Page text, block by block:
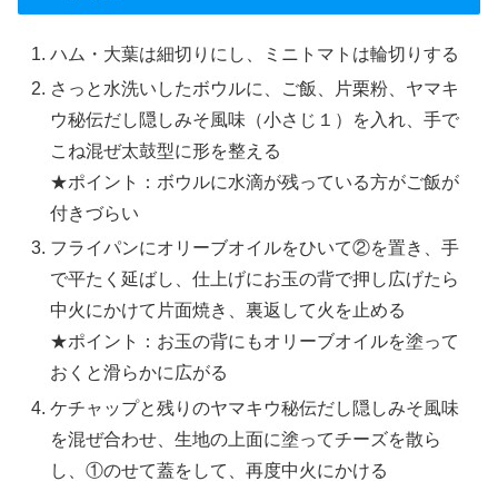
ハム・大葉は細切りにし、ミニトマトは輪切りする
さっと水洗いしたボウルに、ご飯、片栗粉、ヤマキ
ウ秘伝だし隠しみそ風味（小さじ１）を入れ、手で
こね混ぜ太鼓型に形を整える
★ポイント：ボウルに水滴が残っている方がご飯が
付きづらい
フライパンにオリーブオイルをひいて②を置き、手
で平たく延ばし、仕上げにお玉の背で押し広げたら
中火にかけて片面焼き、裏返して火を止める
★ポイント：お玉の背にもオリーブオイルを塗って
おくと滑らかに広がる
ケチャップと残りのヤマキウ秘伝だし隠しみそ風味
を混ぜ合わせ、生地の上面に塗ってチーズを散ら
し、①のせて蓋をして、再度中火にかける